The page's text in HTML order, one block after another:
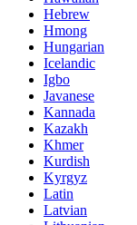
Hebrew
Hmong
Hungarian
Icelandic
Igbo
Javanese
Kannada
Kazakh
Khmer
Kurdish
Kyrgyz
Latin
Latvian